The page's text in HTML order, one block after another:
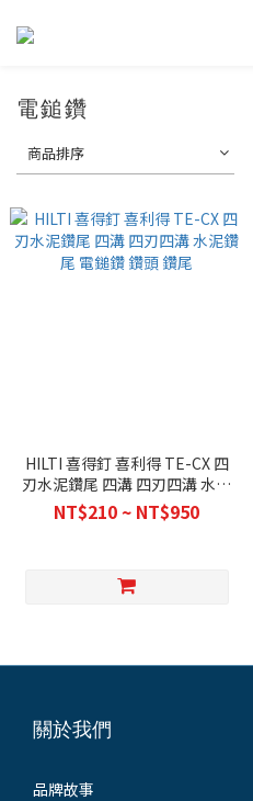
電鎚鑽
商品排序
HILTI 喜得釘 喜利得 TE-CX 四
刃水泥鑽尾 四溝 四刃四溝 水泥
鑽尾 電鎚鑽 鑽頭 鑽尾
NT$210 ~ NT$950
關於我們
品牌故事